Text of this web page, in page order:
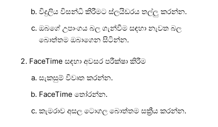
විදුලිය විසන්ධි කිරීමට ස්ලයිඩරය තල්ලු කරන්න.
ඔබගේ උපාංගය බල ගැන්වීම සඳහා නැවත බල
බොත්තම ඔබාගෙන සිටින්න.
FaceTime සඳහා අවසර පරීක්ෂා කිරීම
සැකසුම් විවෘත කරන්න.
FaceTime තෝරන්න.
කැමරාව අසල ටොගල බොත්තම සක්‍රීය කරන්න.